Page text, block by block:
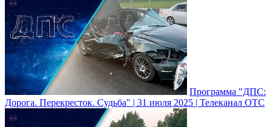
Программа "ДПС:
Дорога. Перекресток. Судьба" | 31 июля 2025 | Телеканал ОТС